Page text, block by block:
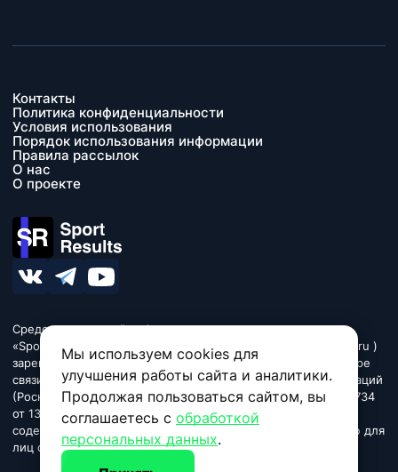
Мы используем cookies для
улучшения работы сайта и аналитики.
Продолжая пользоваться сайтом, вы
соглашаетесь с обработкой
персональных данных.
Контакты
Политика конфиденциальности
Условия использования
Порядок использования информации
Правила рассылок
О нас
О проекте
Средство массовой информации сетевое издание
«SportResults» (адрес в сети Интернет - www.sport-results.ru )
зарегистрировано Федеральной службой по надзору в сфере
связи, информационных технологий и массовых коммуникаций
(Роскомнадзор). Регистрационный номер ЭЛ № ФС 77 - 84734
от 13 марта 2023. Название «SportResults». Издание может
содержать информационную продукцию, предназначенную для
лиц старше 18 лет.